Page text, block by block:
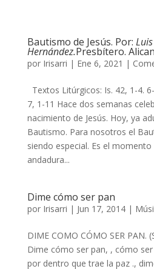
Bautismo de Jesús. Por:
Hernández.Presbítero.
por Irisarri | Ene 6, 2021 |
Textos Litúrgicos: Is. 42, 1-4.
7, 1-11 Hace dos semanas
nacimiento de Jesús. Hoy, ya
Bautismo. Para nosotros el
siendo especial. Es el momento
andadura...
Dime cómo ser pan
por Irisarri | Jun 17, 2014|
DIME COMO CÓMO SER PAN.
Dime cómo ser pan, , cómo
por dentro que trae la paz .,